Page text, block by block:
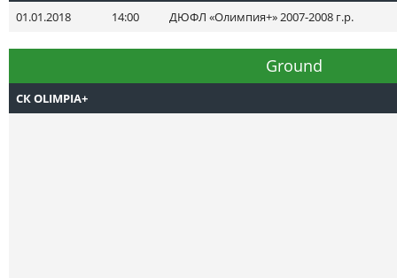
01.01.2018
14:00 ДЮФЛ «Олимпия+» 2007-2008 г.р.
Ground
СК OLIMPIA+